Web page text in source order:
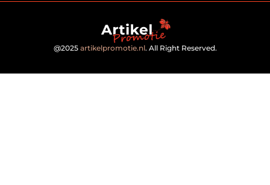
@2025 artikelpromotie.nl. All Right Reserved.